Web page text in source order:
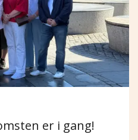
er i gang!